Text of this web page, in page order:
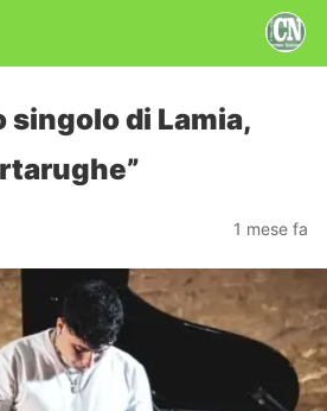
singolo di Lamia,
1 mese fa